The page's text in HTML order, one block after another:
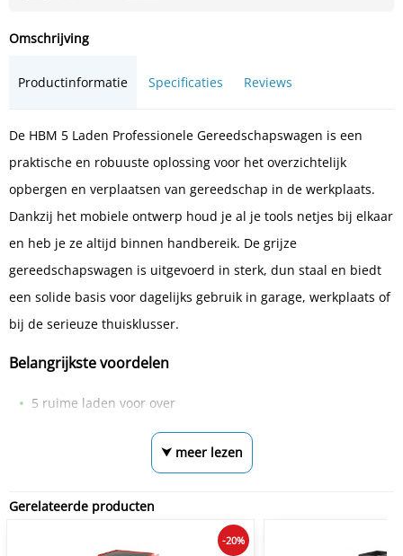
Omschrijving
Productinformatie Specificaties Reviews
De HBM 5 Laden Professionele Gereedschapswagen is een
praktische en robuuste oplossing voor het overzichtelijk
opbergen en verplaatsen van gereedschap in de werkplaats.
Dankzij het mobiele ontwerp houd je al je tools netjes bij elkaar
en heb je ze altijd binnen handbereik. De grijze
gereedschapswagen is uitgevoerd in sterk, dun staal en biedt
een solide basis voor dagelijks gebruik in garage, werkplaats of
bij de serieuze thuisklusser.
Belangrijkste voordelen
5 ruime laden voor over
⮟ meer lezen
Gerelateerde producten
-20%